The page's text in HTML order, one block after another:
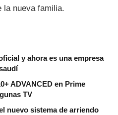
la nueva familia.
y ahora es una empresa
ADVANCED en Prime
TV
nuevo sistema de arriendo